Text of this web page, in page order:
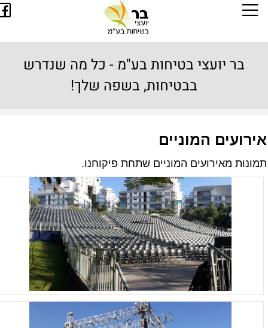
בר יועצי בטיחות בע"מ - כל מה שנדרש
בבטיחות, בשפה שלך!
המוניים
מאירועים המוניים שתחת פיקוחנו.